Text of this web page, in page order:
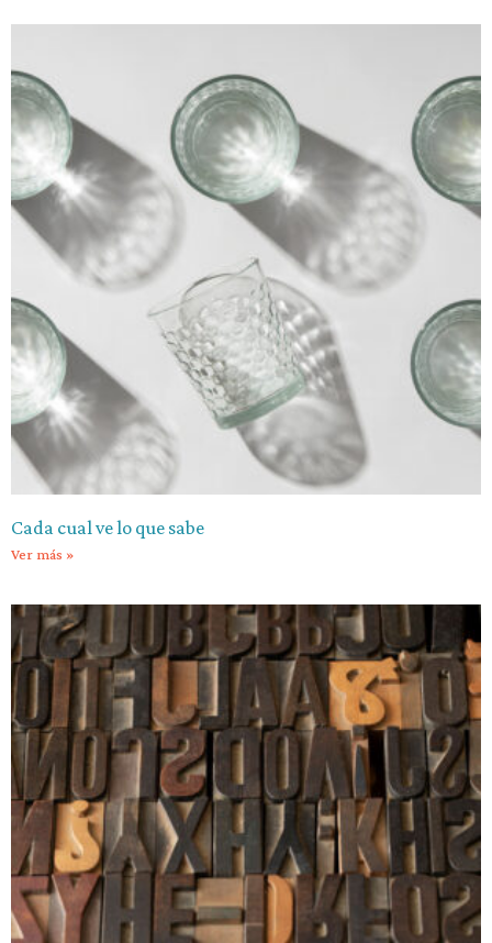
Cada cual ve lo que sabe
Ver más »